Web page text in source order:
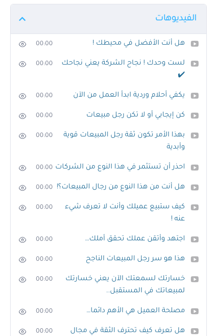
الفيديوهات
هل أنت الأفضل في محيطك ! 00:00
لست وحدك ! نجاح الشركة يعني نجاحك
✔️
00:00
يكفي أحلام وردية ابدأ العمل من الآن 00:00
كن إيجابي أو لا تكن رجل مبيعات 00:00
بهذا الأمر تكون ثقة رجل المبيعات قوية
وأبدية
00:00
احذر أن تستثمر في هذا النوع من الشركات 00:00
هل أنت من هذا النوع من رجال المبيعات؟! 00:00
كيف ستبيع عميلك وأنت لا تعرف شيء
عنه !
00:00
اجتهد وأتقن عملك تحقق أملك… 00:00
هذا هو سر رجل المبيعات الناجح 00:00
خسارتك لسمعتك الآن يعني خسارتك
لمبيعاتك في المستقبل..
00:00
مصلحة العميل هي الأهم دائما… 00:00
هل تعرف كيف تحترف الثقة في مجال
00:00